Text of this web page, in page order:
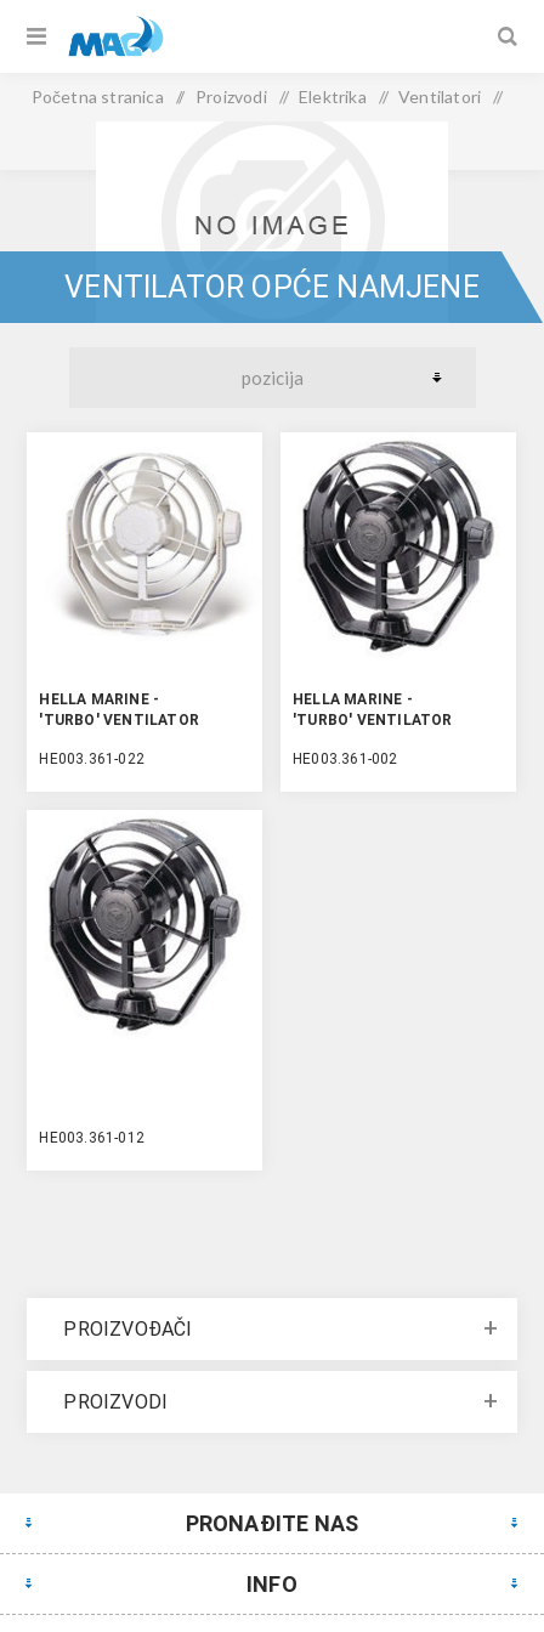
Početna stranica / Proizvodi / Elektrika / Ventilatori /
VENTILATOR OPĆE NAMJENE
HELLA MARINE -
'TURBO' VENTILATOR
HE003.361-022
HELLA MARINE -
'TURBO' VENTILATOR
HE003.361-002
HE003.361-012
PROIZVOĐAČI
PROIZVODI
PRONAĐITE NAS
INFO